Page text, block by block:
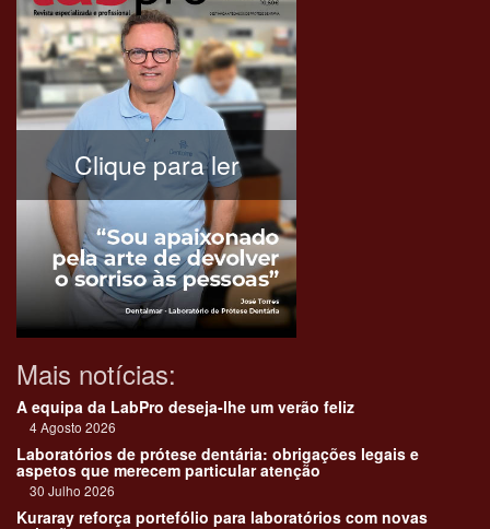
Clique para ler
Mais notícias:
A equipa da LabPro deseja-lhe um verão feliz
4 Agosto 2026
Laboratórios de prótese dentária: obrigações legais e
aspetos que merecem particular atenção
30 Julho 2026
Kuraray reforça portefólio para laboratórios com novas